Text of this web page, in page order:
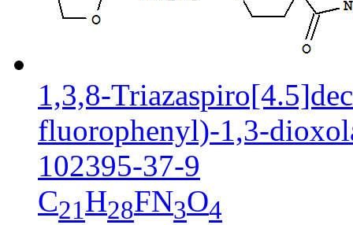
1,3,8-
fluorophenyl)-1,3-
102395-37-9
C21H28FN3O4